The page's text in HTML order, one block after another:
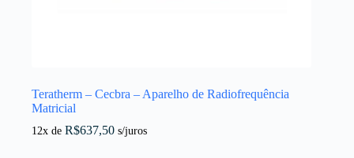
Teratherm – Cecbra – Aparelho de Radiofrequência
Matricial
12x de R$637,50 s/juros